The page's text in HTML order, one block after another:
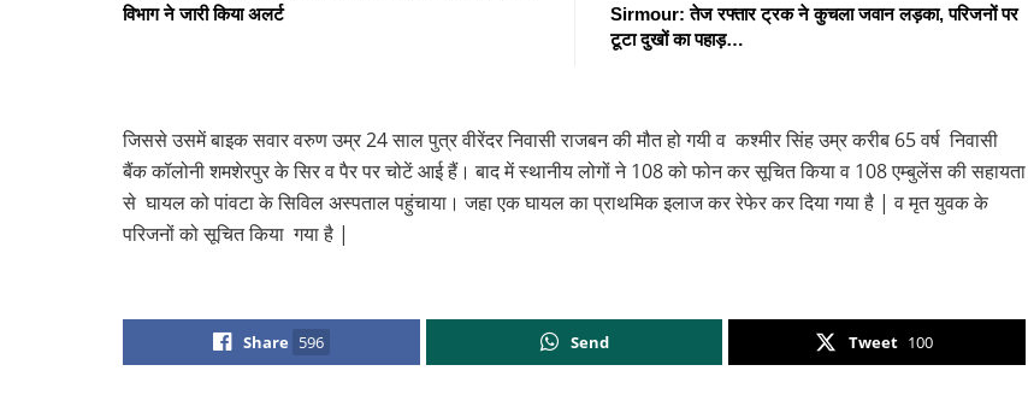
विभाग ने जारी किया अलर्ट
Sirmour: तेज रफ्तार ट्रक ने कुचला जवान लड़का, परिजनों पर
टूटा दुखों का पहाड़…
जिससे उसमें बाइक सवार वरुण उम्र 24 साल पुत्र वीरेंदर निवासी राजबन की मौत हो गयी व कश्मीर सिंह उम्र करीब 65 वर्ष निवासी
बैंक कॉलोनी शमशेरपुर के सिर व पैर पर चोटें आई हैं। बाद में स्थानीय लोगों ने 108 को फोन कर सूचित किया व 108 एम्बुलेंस की सहायता
से घायल को पांवटा के सिविल अस्पताल पहुंचाया। जहा एक घायल का प्राथमिक इलाज कर रेफेर कर दिया गया है | व मृत युवक के
परिजनों को सूचित किया गया है |
Share 596 Send Tweet 100